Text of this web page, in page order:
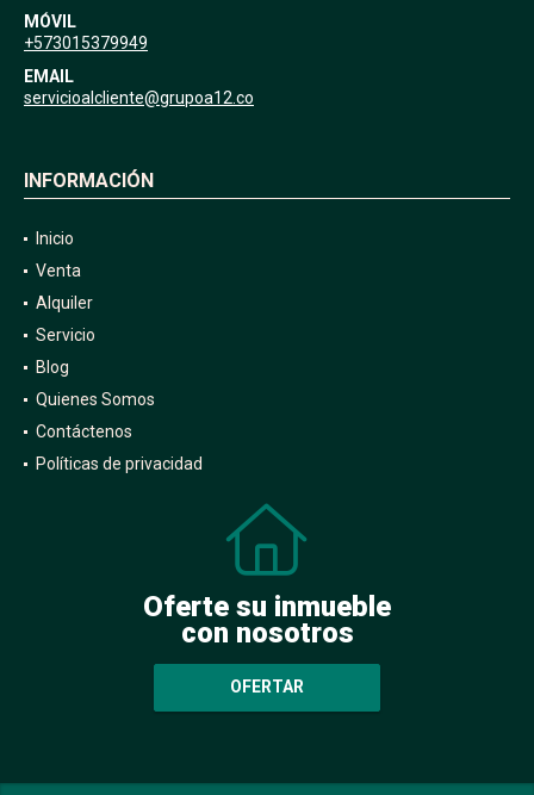
MÓVIL
+573015379949
EMAIL
servicioalcliente@grupoa12.co
INFORMACIÓN
Inicio
Venta
Alquiler
Servicio
Blog
Quienes Somos
Contáctenos
Políticas de privacidad
Oferte su inmueble
con nosotros
OFERTAR